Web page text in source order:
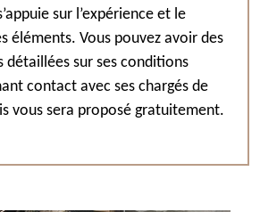
sur l’expérience et le
éléments. Vous pouvez avoir des
détaillées sur ses conditions
contact avec ses chargés de
vous sera proposé gratuitement.